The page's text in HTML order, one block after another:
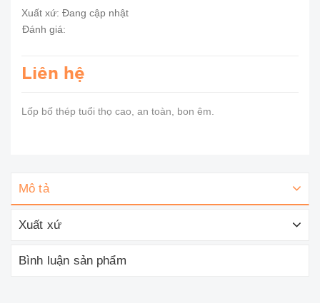
Xuất xứ: Đang cập nhật
Đánh giá:
Liên hệ
Lốp bố thép tuổi thọ cao, an toàn, bon êm.
Mô tả
Xuất xứ
Bình luận sản phẩm